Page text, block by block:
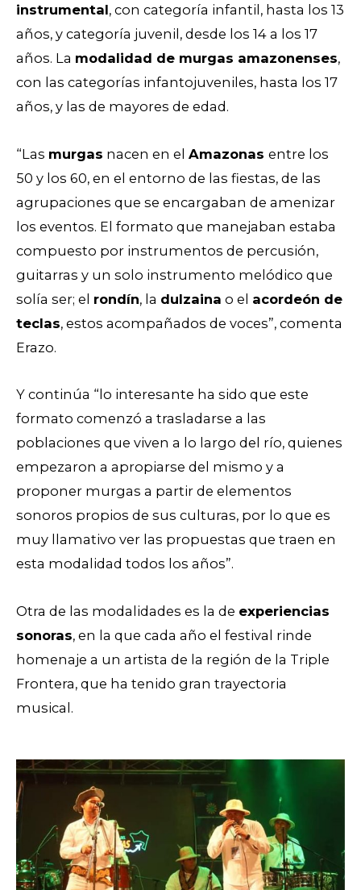
instrumental, con categoría infantil, hasta los 13
años, y categoría juvenil, desde los 14 a los 17
años. La modalidad de murgas amazonenses,
con las categorías infantojuveniles, hasta los 17
años, y las de mayores de edad.
“Las murgas nacen en el Amazonas entre los
50 y los 60, en el entorno de las fiestas, de las
agrupaciones que se encargaban de amenizar
los eventos. El formato que manejaban estaba
compuesto por instrumentos de percusión,
guitarras y un solo instrumento melódico que
solía ser; el rondín, la dulzaina o el acordeón de
teclas, estos acompañados de voces”, comenta
Erazo.
Y continúa “lo interesante ha sido que este
formato comenzó a trasladarse a las
poblaciones que viven a lo largo del río, quienes
empezaron a apropiarse del mismo y a
proponer murgas a partir de elementos
sonoros propios de sus culturas, por lo que es
muy llamativo ver las propuestas que traen en
esta modalidad todos los años”.
Otra de las modalidades es la de experiencias
sonoras, en la que cada año el festival rinde
homenaje a un artista de la región de la Triple
Frontera, que ha tenido gran trayectoria
musical.